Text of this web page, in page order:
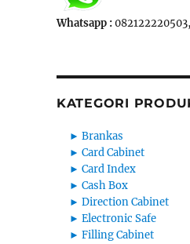
Whatsapp :
KATEGORI
► Brankas
► Card Cabinet
► Card Index
► Cash Box
► Direction Cabinet
► Electronic Safe
► Filling Cabinet